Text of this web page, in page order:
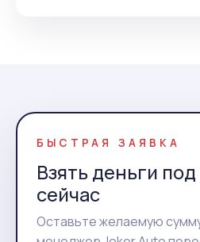
БЫСТРАЯ ЗАЯВКА
Взять деньги
сейчас
Оставьте желаемую